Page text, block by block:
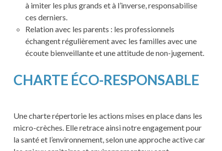
à imiter les plus grands et à l’inverse, responsabilise
ces derniers.
Relation avec les parents : les professionnels
échangent régulièrement avec les familles avec une
écoute bienveillante et une attitude de non-jugement.
CHARTE ÉCO-RESPONSABLE
Une charte répertorie les actions mises en place dans les
micro-crèches. Elle retrace ainsi notre engagement pour
la santé et l’environnement, selon une approche active car